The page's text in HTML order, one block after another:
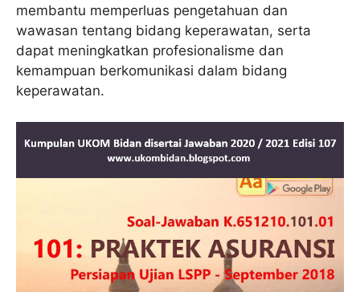
membantu memperluas pengetahuan dan
wawasan tentang bidang keperawatan, serta
dapat meningkatkan profesionalisme dan
kemampuan berkomunikasi dalam bidang
keperawatan.